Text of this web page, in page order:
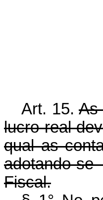
Art. 15. As
lucro real
qual as
adotando-
Fiscal.